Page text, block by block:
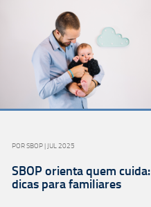
POR SBOP | JUL 2025
SBOP orienta quem cuida:
dicas para familiares